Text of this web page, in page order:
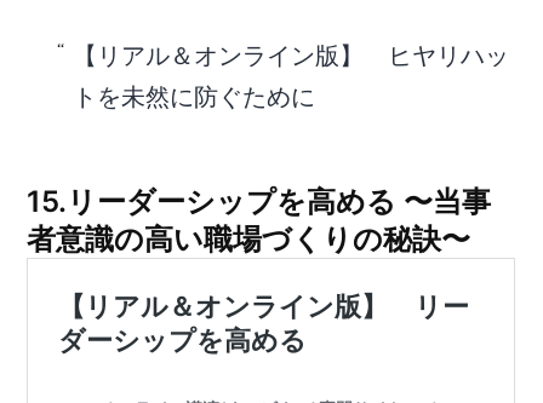
【リアル＆オンライン版】 ヒヤリハッ
トを未然に防ぐために
15.リーダーシップを⾼める 〜当事
者意識の⾼い職場づくりの秘訣〜